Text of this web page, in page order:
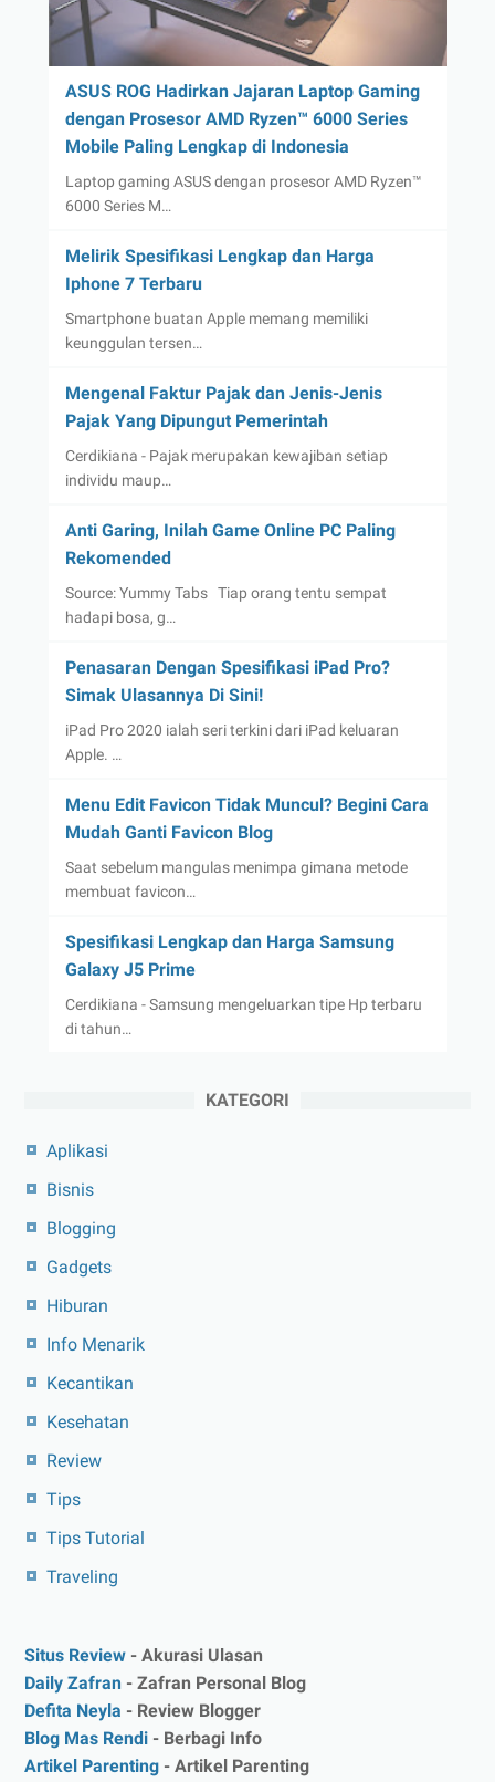
ASUS ROG Hadirkan Jajaran Laptop Gaming
dengan Prosesor AMD Ryzen™ 6000 Series
Mobile Paling Lengkap di Indonesia
Laptop gaming ASUS dengan prosesor AMD Ryzen™
6000 Series M…
Melirik Spesifikasi Lengkap dan Harga
Iphone 7 Terbaru
Smartphone buatan Apple memang memiliki
keunggulan tersen…
Mengenal Faktur Pajak dan Jenis-Jenis
Pajak Yang Dipungut Pemerintah
Cerdikiana - Pajak merupakan kewajiban setiap
individu maup…
Anti Garing, Inilah Game Online PC Paling
Rekomended
Source: Yummy Tabs Tiap orang tentu sempat
hadapi bosa, g…
Penasaran Dengan Spesifikasi iPad Pro?
Simak Ulasannya Di Sini!
iPad Pro 2020 ialah seri terkini dari iPad keluaran
Apple. …
Menu Edit Favicon Tidak Muncul? Begini Cara
Mudah Ganti Favicon Blog
Saat sebelum mangulas menimpa gimana metode
membuat favicon…
Spesifikasi Lengkap dan Harga Samsung
Galaxy J5 Prime
Cerdikiana - Samsung mengeluarkan tipe Hp terbaru
di tahun…
KATEGORI
Aplikasi
Bisnis
Blogging
Gadgets
Hiburan
Info Menarik
Kecantikan
Kesehatan
Review
Tips
Tips Tutorial
Traveling
Situs Review - Akurasi Ulasan
Daily Zafran - Zafran Personal Blog
Defita Neyla - Review Blogger
Blog Mas Rendi - Berbagi Info
Artikel Parenting - Artikel Parenting